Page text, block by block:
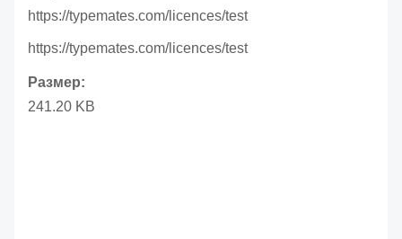
https://typemates.com/licences/test
https://typemates.com/licences/test
Размер:
241.20 KB